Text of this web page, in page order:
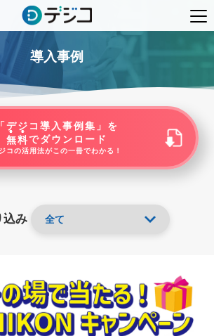
導入事例
「デジコ導入事例集」を
無料でダウンロード
コの活用法がこの一冊でわかる！
込み